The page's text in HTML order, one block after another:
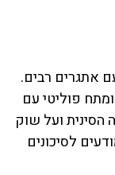
אתגרים רבים.
פוליטי עם
הסינית ועל שוק
לסיכונים